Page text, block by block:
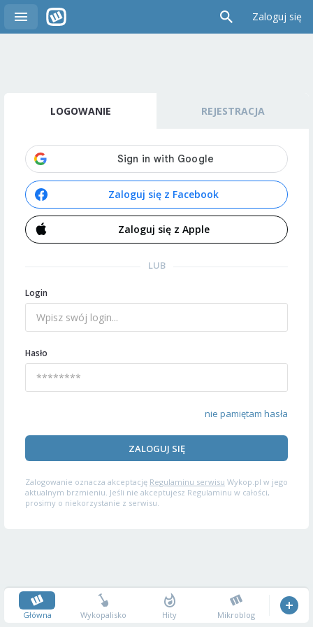
Zaloguj się
LOGOWANIE REJESTRACJA
Zaloguj się z Facebook
Zaloguj się z Apple
LUB
Login
Hasło
nie pamiętam hasła
ZALOGUJ SIĘ
Zalogowanie oznacza akceptację Regulaminu serwisu Wykop.pl w jego
aktualnym brzmieniu. Jeśli nie akceptujesz Regulaminu w całości,
prosimy o niekorzystanie z serwisu.
Główna Wykopalisko Hity Mikroblog